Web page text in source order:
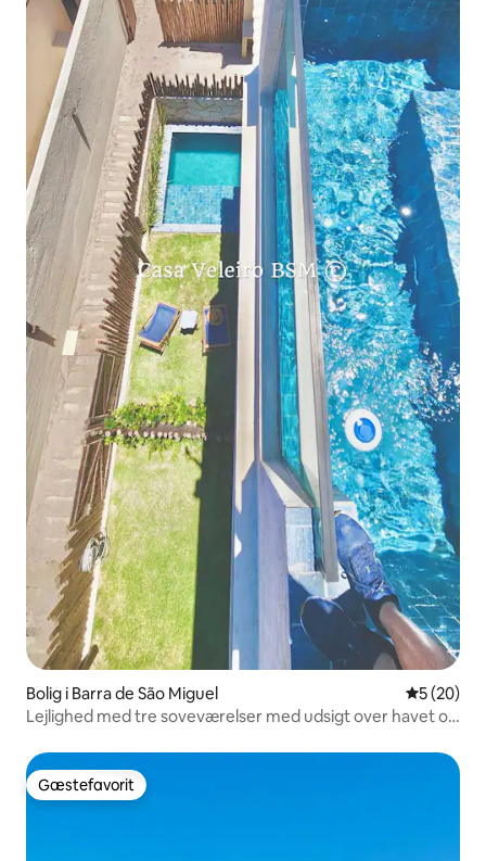
Bolig i Barra de São Miguel 5 ud af 5 i
5 (20)
Lejlighed med tre soveværelser med udsigt over havet og
Gæstefavorit
Gæstefavorit